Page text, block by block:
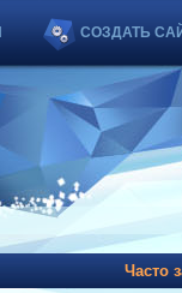
СОЗДАТЬ
Часто